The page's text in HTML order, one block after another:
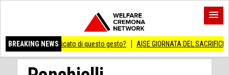
BREAKING NEWS
significato di questo gesto? AISE GIORNATA DEL SACRIFICIO DEL LAVORO